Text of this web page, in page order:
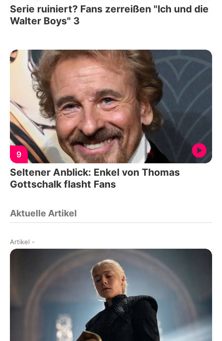
Serie ruiniert? Fans zerreißen "Ich und die
Walter Boys" 3
9
Seltener Anblick: Enkel von Thomas
Gottschalk flasht Fans
Aktuelle Artikel
Artikel -